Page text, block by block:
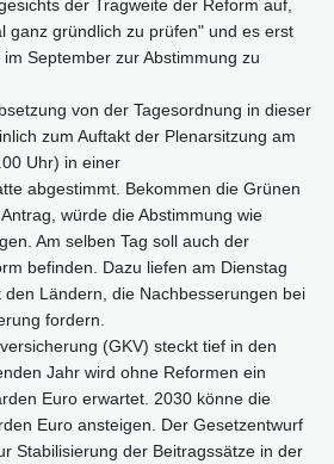
der Tragweite der Reform auf,
ganz gründlich zu prüfen" und es erst
September zur Abstimmung zu
von der Tagesordnung in dieser
zum Auftakt der Plenarsitzung am
Uhr) in einer
abgestimmt. Bekommen die Grünen
würde die Abstimmung wie
Am selben Tag soll auch der
befinden. Dazu liefen am Dienstag
den Ländern, die Nachbesserungen bei
fordern.
(GKV) steckt tief in den
Jahr wird ohne Reformen ein
Euro erwartet. 2030 könne die
Euro ansteigen. Der Gesetzentwurf
Stabilisierung der Beitragssätze in der